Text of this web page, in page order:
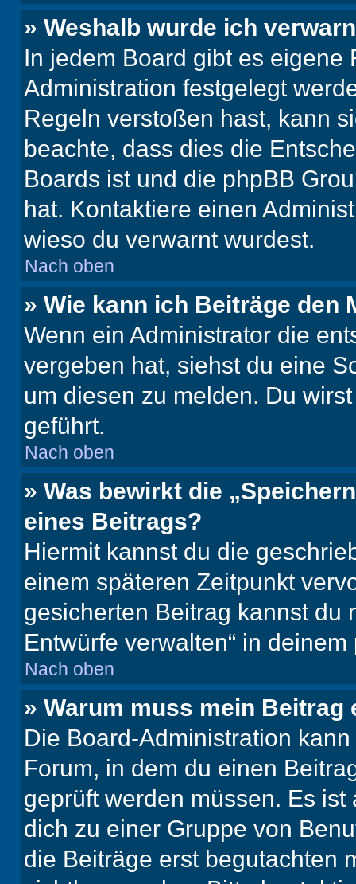
» Weshalb wurde ich
In jedem Board gibt es
Administration festgelegt
Regeln verstoßen hast, kann
beachte, dass dies die
Boards ist und die phpBB
hat. Kontaktiere einen
wieso du verwarnt wurdest.
Nach oben
» Wie kann ich Beiträge den
Wenn ein Administrator die
vergeben hat, siehst du eine
um diesen zu melden. Du
geführt.
Nach oben
» Was bewirkt die
eines Beitrags?
Hiermit kannst du die
einem späteren Zeitpunkt
gesicherten Beitrag kannst du
Entwürfe verwalten“ in
Nach oben
» Warum muss mein
Die Board-Administration
Forum, in dem du einen
geprüft werden müssen. Es
dich zu einer Gruppe von
die Beiträge erst begutachten